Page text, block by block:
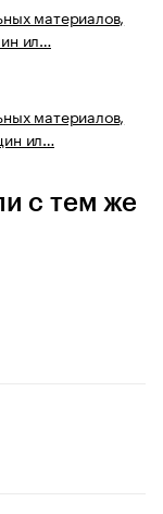
материалов,
ил…
материалов,
ил…
с тем же